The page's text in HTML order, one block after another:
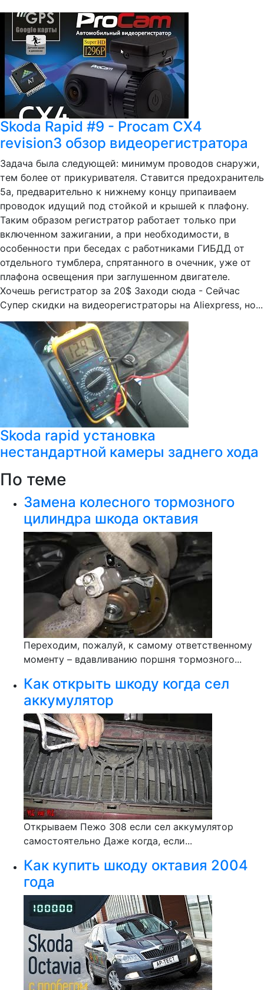
Skoda Rapid #9 - Procam CX4
revision3 обзор видеорегистратора
Задача была следующей: минимум проводов снаружи,
тем более от прикуривателя. Ставится предохранитель
5а, предварительно к нижнему концу припаиваем
проводок идущий под стойкой и крышей к плафону.
Таким образом регистратор работает только при
включенном зажигании, а при необходимости, в
особенности при беседах с работниками ГИБДД от
отдельного тумблера, спрятанного в очечник, уже от
плафона освещения при заглушенном двигателе.
Хочешь регистратор за 20$ Заходи сюда - Сейчас
Супер скидки на видеорегистраторы на Aliexpress, но...
Skoda rapid установка
нестандартной камеры заднего хода
По теме
Замена колесного тормозного
цилиндра шкода октавия
Переходим, пожалуй, к самому ответственному
моменту – вдавливанию поршня тормозного...
Как открыть шкоду когда сел
аккумулятор
Открываем Пежо 308 если сел аккумулятор
самостоятельно Даже когда, если...
Как купить шкоду октавия 2004
года